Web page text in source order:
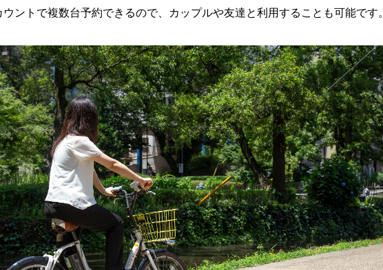
ントで複数台予約できるので、カップルや友達と利用することも可能です。